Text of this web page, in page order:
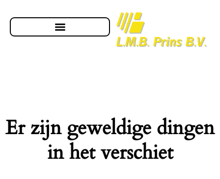
Er zijn geweldige dingen
in het verschiet